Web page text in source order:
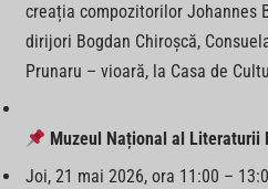
creația compozitorilor Johannes
dirijori Bogdan Chiroșcă,
Prunaru – vioară, la Casa de
Muzeul Național al Literaturii
Joi, 21 mai 2026, ora 11:00 –